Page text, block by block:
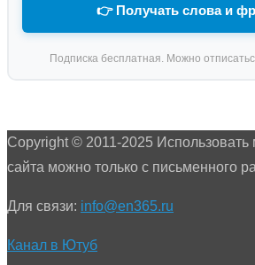
👉 Получать слова и
Подписка бесплатная. Можно
Copyright © 2011-2025
сайта можно только с письменного
Для связи: info@en365.ru
Канал в Ютуб